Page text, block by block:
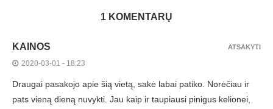
1 KOMENTARŲ
KAINOS
2020-03-01 - 18:23
Draugai pasakojo apie šią vietą, sakė labai patiko. Norėčiau ir
pats vieną dieną nuvykti. Jau kaip ir taupiausi pinigus kelionei,
ATSAKYTI